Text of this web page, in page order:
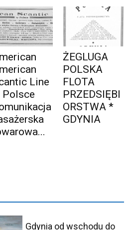
Line
Polsce
ŻEGLUGA
POLSKA
FLOTA
PRZEDSIĘBI
ORSTWA *
GDYNIA
Gdynia od wschodu do